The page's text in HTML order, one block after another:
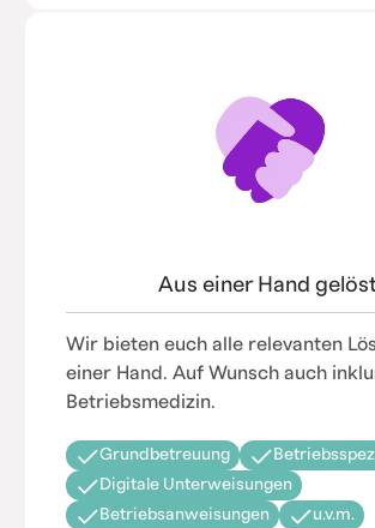
Aus einer Hand
Wir bieten euch alle relevanten
einer Hand. Auf Wunsch auch
Betriebsmedizin.
Grundbetreuung
Digitale Unterweisungen
Betriebsanweisungen
u.v.m.